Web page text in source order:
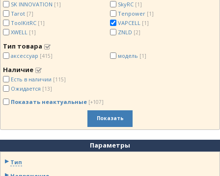
SK INNOVATION [1] SkyRC [1]
Tarot [7] Tenpower [1]
ToolKitRC [1] VAPCELL [1]
XWELL [1] ZNLD [2]
Тип товара
аксессуар [415] модель [1]
Наличие
Есть в наличии [115]
Ожидается [13]
Показать неактуальные [+107]
Показать
Параметры
Тип